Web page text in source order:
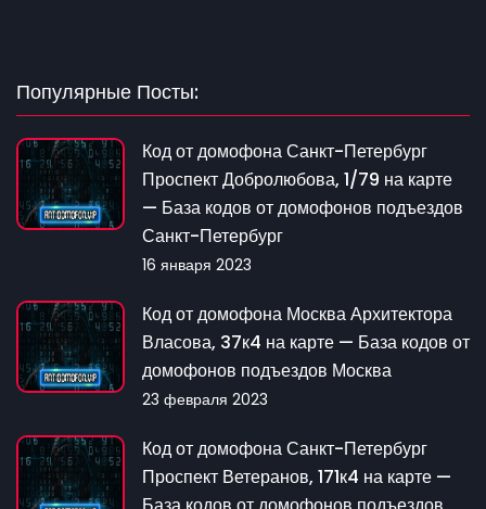
Популярные Посты:
Код от домофона Санкт-Петербург
Проспект Добролюбова, 1/79 на карте
— База кодов от домофонов подъездов
Санкт-Петербург
16 января 2023
Код от домофона Москва Архитектора
Власова, 37к4 на карте — База кодов от
домофонов подъездов Москва
23 февраля 2023
Код от домофона Санкт-Петербург
Проспект Ветеранов, 171к4 на карте —